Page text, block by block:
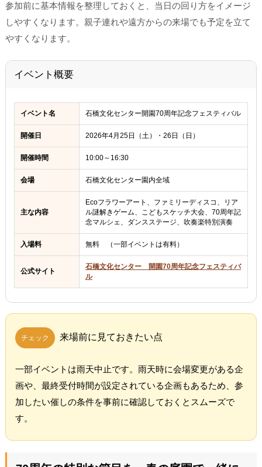
参加前に基本情報を整理しておくと、当日の回り方をイメージ
しやすくなります。親子連れや遠方からの来場でも予定を立て
やすくなります。
イベント概要
イベント名 石橋文化センター開園70周年記念フェスティバル
開催日 2026年4月25日（土）・26日（日）
開催時間 10:00～16:30
会場 石橋文化センター園内全域
主な内容
Ecoフラワーアート、ファミリーディスコ、リア
ル謎解きゲーム、こどもスケッチ大会、70周年記
念マルシェ、ダンスステージ、吹奏楽特別演奏
入場料 無料 （一部イベントは有料）
公式サイト
石橋文化センター 開園70周年記念フェスティバ
ル
チェック 来場前に見ておきたい点
一部イベントは雨天中止です。雨天時に会場変更がある企
画や、最終受付時間が設定されている企画もあるため、参
加したい催しの条件を事前に確認しておくとスムーズで
す。